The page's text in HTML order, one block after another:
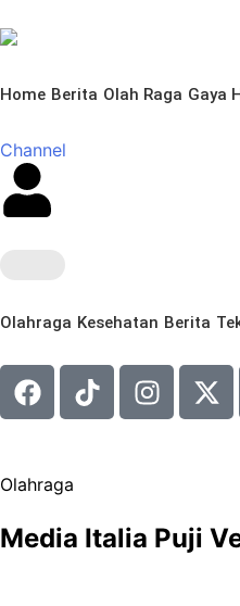
Home Berita Olah Raga Gaya
Channel
Olahraga Kesehatan Berita
Olahraga
Media Italia Puji